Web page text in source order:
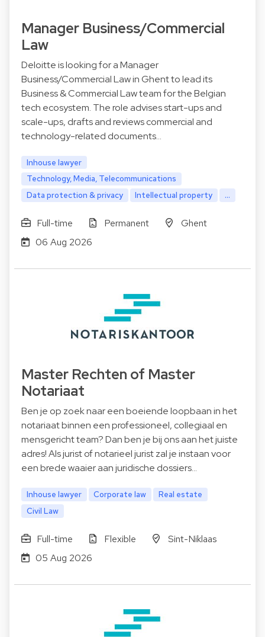
Manager Business/Commercial
Law
Deloitte is looking for a Manager
Business/Commercial Law in Ghent to lead its
Business & Commercial Law team for the Belgian
tech ecosystem. The role advises start-ups and
scale-ups, drafts and reviews commercial and
technology-related documents…
Inhouse lawyer
Technology, Media, Telecommunications
Data protection & privacy
Intellectual property ...
Full-time Permanent
Ghent
06 Aug 2026
Master Rechten of Master
Notariaat
Ben je op zoek naar een boeiende loopbaan in het
notariaat binnen een professioneel, collegiaal en
mensgericht team? Dan ben je bij ons aan het juiste
adres! Als jurist of notarieel jurist zal je instaan voor
een brede waaier aan juridische dossiers…
Inhouse lawyer Corporate law
Real estate
Civil Law
Full-time Flexible
Sint-Niklaas
05 Aug 2026